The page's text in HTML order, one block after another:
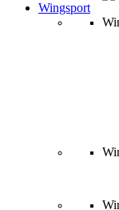
Wingsport